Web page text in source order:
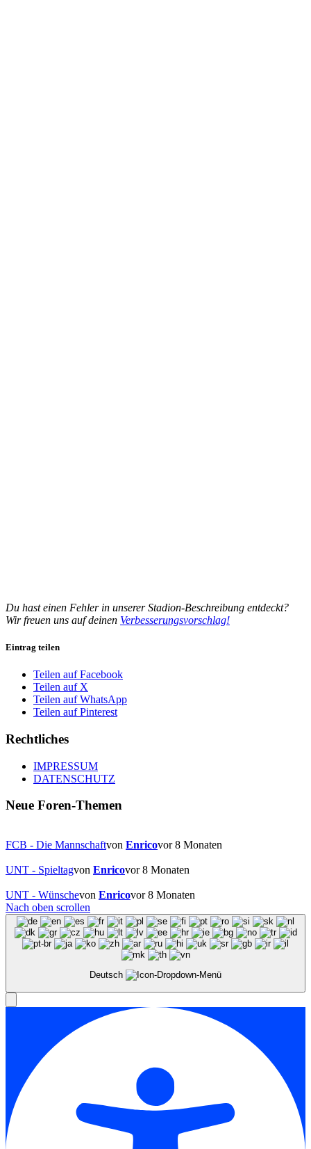
Du hast einen Fehler in unserer Stadion-Beschreibung entdeckt?
Wir freuen uns auf deinen Verbesserungsvorschlag!
Eintrag teilen
Teilen auf Facebook
Teilen auf X
Teilen auf WhatsApp
Teilen auf Pinterest
Rechtliches
IMPRESSUM
DATENSCHUTZ
Neue Foren-Themen
FCB - Die Mannschaftvon Enricovor 8 Monaten
UNT - Spieltagvon Enricovor 8 Monaten
UNT - Wünschevon Enricovor 8 Monaten
Nach oben scrollen
Deutsch